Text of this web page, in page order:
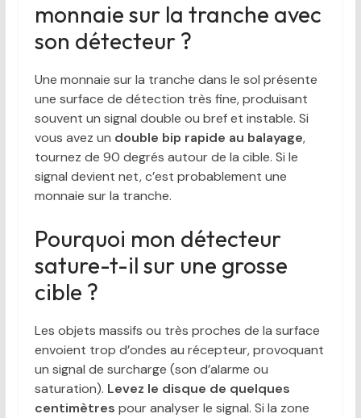
monnaie sur la tranche avec
son détecteur ?
Une monnaie sur la tranche dans le sol présente
une surface de détection très fine, produisant
souvent un signal double ou bref et instable. Si
vous avez un double bip rapide au balayage,
tournez de 90 degrés autour de la cible. Si le
signal devient net, c’est probablement une
monnaie sur la tranche.
Pourquoi mon détecteur
sature-t-il sur une grosse
cible ?
Les objets massifs ou très proches de la surface
envoient trop d’ondes au récepteur, provoquant
un signal de surcharge (son d’alarme ou
saturation). Levez le disque de quelques
centimètres pour analyser le signal. Si la zone